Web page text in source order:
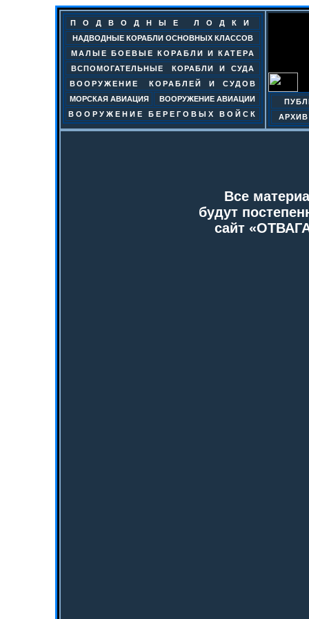
ПОДВОДНЫЕ ЛОДКИ
НАДВОДНЫЕ КОРАБЛИ ОСНОВНЫХ КЛАССОВ
МАЛЫЕ БОЕВЫЕ КОРАБЛИ И КАТЕРА
ВСПОМОГАТЕЛЬНЫЕ КОРАБЛИ И СУДА
ВООРУЖЕНИЕ КОРАБЛЕЙ И СУДОВ
МОРСКАЯ АВИАЦИЯ
ВООРУЖЕНИЕ АВИАЦИИ
ВООРУЖЕНИЕ БЕРЕГОВЫХ ВОЙСК
Все
будут
сайт